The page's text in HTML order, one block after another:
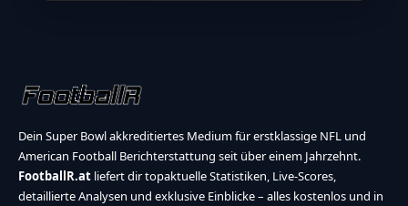
Dein Super Bowl akkreditiertes Medium für erstklassige NFL und
American Football Berichterstattung seit über einem Jahrzehnt.
FootballR.at liefert dir topaktuelle Statistiken, Live-Scores,
detaillierte Analysen und exklusive Einblicke – alles kostenlos und in